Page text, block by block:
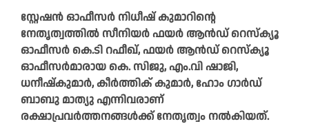
സ്റ്റേഷന്‍ ഓഫീസര്‍ നിധീഷ് കുമാറിന്റെ
നേതൃത്വത്തില്‍ സീനിയര്‍ ഫയര്‍ ആന്‍ഡ് റെസ്‌ക്യൂ
ഓഫീസര്‍ കെ.ടി റഫീഖ്, ഫയര്‍ ആന്‍ഡ് റെസ്‌ക്യൂ
ഓഫീസര്‍മാരായ കെ. സിജു, എം.വി ഷാജി,
ധനീഷ്‌കുമാര്‍, കീര്‍ത്തിക് കുമാര്‍, ഹോം ഗാര്‍ഡ്
ബാബു മാത്യു എന്നിവരാണ്
രക്ഷാപ്രവര്‍ത്തനങ്ങള്‍ക്ക് നേതൃത്വം നല്‍കിയത്.